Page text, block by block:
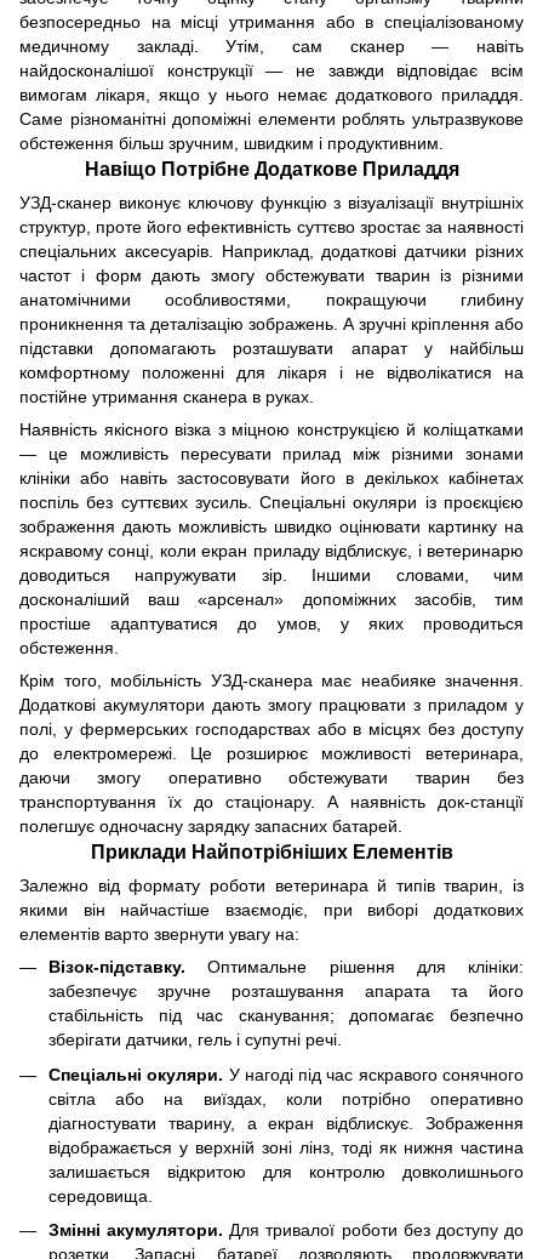
безпосередньо на місці утримання або в спеціалізованому
медичному закладі. Утім, сам сканер — навіть
найдосконалішої конструкції — не завжди відповідає всім
вимогам лікаря, якщо у нього немає додаткового приладдя.
Саме різноманітні допоміжні елементи роблять ультразвукове
обстеження більш зручним, швидким і продуктивним.
Навіщо Потрібне Додаткове Приладдя
УЗД-сканер виконує ключову функцію з візуалізації внутрішніх
структур, проте його ефективність суттєво зростає за наявності
спеціальних аксесуарів. Наприклад, додаткові датчики різних
частот і форм дають змогу обстежувати тварин із різними
анатомічними особливостями, покращуючи глибину
проникнення та деталізацію зображень. А зручні кріплення або
підставки допомагають розташувати апарат у найбільш
комфортному положенні для лікаря і не відволікатися на
постійне утримання сканера в руках.
Наявність якісного візка з міцною конструкцією й коліщатками
— це можливість пересувати прилад між різними зонами
клініки або навіть застосовувати його в декількох кабінетах
поспіль без суттєвих зусиль. Спеціальні окуляри із проєкцією
зображення дають можливість швидко оцінювати картинку на
яскравому сонці, коли екран приладу відблискує, і ветеринарю
доводиться напружувати зір. Іншими словами, чим
досконаліший ваш «арсенал» допоміжних засобів, тим
простіше адаптуватися до умов, у яких проводиться
обстеження.
Крім того, мобільність УЗД-сканера має неабияке значення.
Додаткові акумулятори дають змогу працювати з приладом у
полі, у фермерських господарствах або в місцях без доступу
до електромережі. Це розширює можливості ветеринара,
даючи змогу оперативно обстежувати тварин без
транспортування їх до стаціонару. А наявність док-станції
полегшує одночасну зарядку запасних батарей.
Приклади Найпотрібніших Елементів
Залежно від формату роботи ветеринара й типів тварин, із
якими він найчастіше взаємодіє, при виборі додаткових
елементів варто звернути увагу на:
Візок-підставку. Оптимальне рішення для клініки:
забезпечує зручне розташування апарата та його
стабільність під час сканування; допомагає безпечно
зберігати датчики, гель і супутні речі.
Спеціальні окуляри. У нагоді під час яскравого сонячного
світла або на виїздах, коли потрібно оперативно
діагностувати тварину, а екран відблискує. Зображення
відображається у верхній зоні лінз, тоді як нижня частина
залишається відкритою для контролю довколишнього
середовища.
Змінні акумулятори. Для тривалої роботи без доступу до
розетки. Запасні батареї дозволяють продовжувати